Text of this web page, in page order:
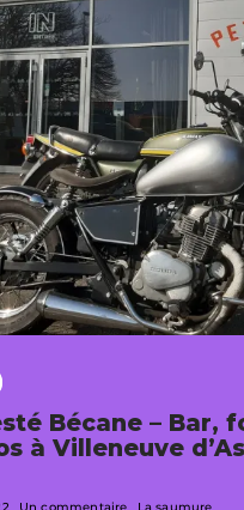
Bécane – Bar,
à Villeneuve